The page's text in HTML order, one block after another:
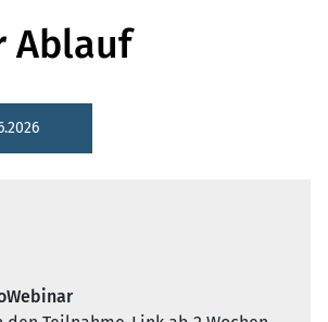
Ablauf